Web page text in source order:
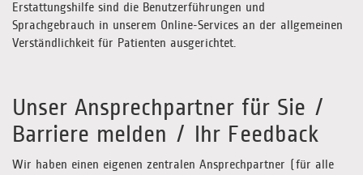
Erstattungshilfe sind die Benutzerführungen und
Sprachgebrauch in unserem Online-Services an der allgemeinen
Verständlichkeit für Patienten ausgerichtet.
Unser Ansprechpartner für Sie /
Barriere melden / Ihr Feedback
Wir haben einen eigenen zentralen Ansprechpartner (für alle